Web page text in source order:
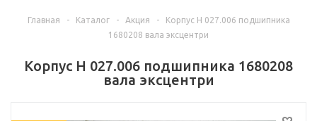
Главная - Каталог - Акция -
Корпус Н 027.006 подшипника
1680208 вала эксцентри
Корпус Н 027.006 подшипника 1680208
вала эксцентри